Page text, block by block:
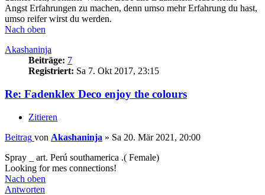
Angst Erfahrungen zu machen, denn umso mehr Erfahrung du hast,
umso reifer wirst du werden.
Nach oben
Akashaninja
Beiträge: 7
Registriert: Sa 7. Okt 2017, 23:15
Re: Fadenklex Deco enjoy the colours
Zitieren
Beitrag von Akashaninja » Sa 20. Mär 2021, 20:00
Spray _ art. Perú southamerica .( Female)
Looking for mes connections!
Nach oben
Antworten